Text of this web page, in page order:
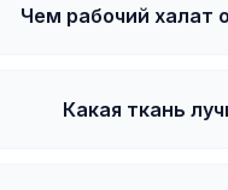
Чем рабочий халат
Какая ткань